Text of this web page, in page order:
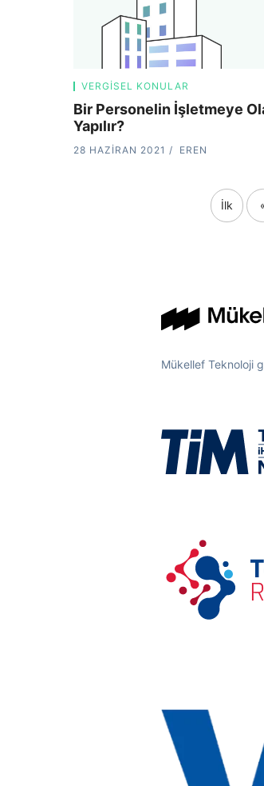
VERGISEL KONULAR
Bir Personelin İşletmeye
Yapılır?
28 HAZIRAN 2021 EREN
İlk
Mükellef Teknoloji